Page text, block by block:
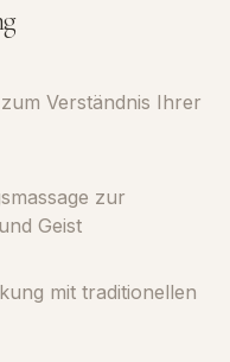
Verständnis Ihrer
zur
Geist
mit traditionellen